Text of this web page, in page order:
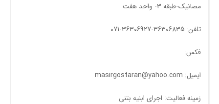
مصانيک-طبقه 3- واحد هفت
تلفن: 36306835-36306927-071
فکس:
ایمیل: masirgostaran@yahoo.com
زمینه فعالیت: اجرای ابنیه بتنی